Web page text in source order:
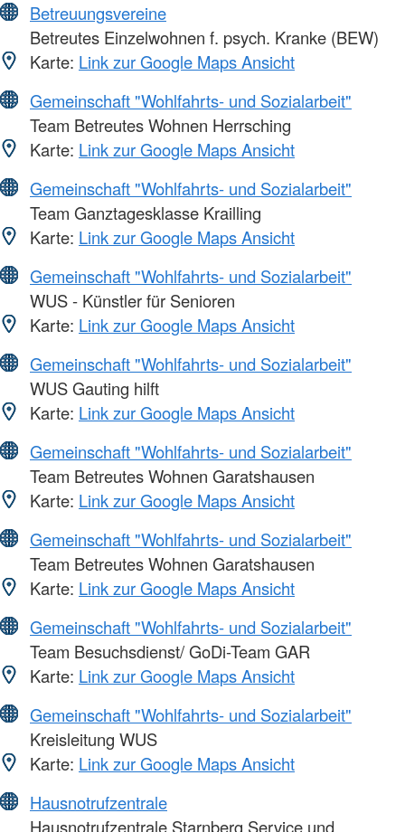
Betreuungsvereine
Betreutes Einzelwohnen f. psych. Kranke (BEW)
Karte: Link zur Google Maps Ansicht
Gemeinschaft "Wohlfahrts- und Sozialarbeit"
Team Betreutes Wohnen Herrsching
Karte: Link zur Google Maps Ansicht
Gemeinschaft "Wohlfahrts- und Sozialarbeit"
Team Ganztagesklasse Krailling
Karte: Link zur Google Maps Ansicht
Gemeinschaft "Wohlfahrts- und Sozialarbeit"
WUS - Künstler für Senioren
Karte: Link zur Google Maps Ansicht
Gemeinschaft "Wohlfahrts- und Sozialarbeit"
WUS Gauting hilft
Karte: Link zur Google Maps Ansicht
Gemeinschaft "Wohlfahrts- und Sozialarbeit"
Team Betreutes Wohnen Garatshausen
Karte: Link zur Google Maps Ansicht
Gemeinschaft "Wohlfahrts- und Sozialarbeit"
Team Betreutes Wohnen Garatshausen
Karte: Link zur Google Maps Ansicht
Gemeinschaft "Wohlfahrts- und Sozialarbeit"
Team Besuchsdienst/ GoDi-Team GAR
Karte: Link zur Google Maps Ansicht
Gemeinschaft "Wohlfahrts- und Sozialarbeit"
Kreisleitung WUS
Karte: Link zur Google Maps Ansicht
Hausnotrufzentrale
Hausnotrufzentrale Starnberg Service und